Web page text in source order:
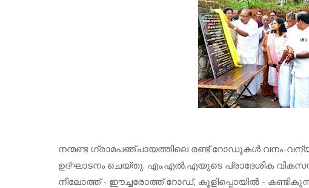
നന്മണ്ട ഗ്രാമപഞ്ചായത്തിലെ രണ്ട് റോഡുകൾ വനം-
ഉദ്ഘാടനം ചെയ്തു. എം.എൽ.എയുടെ പ്രാദേശിക
നീലോത്ത് - ഈച്ചരോത്ത് റോഡ്, കൂളിപ്പൊയിൽ -